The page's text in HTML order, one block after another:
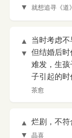
▼
就想追寻《道
▲
▼
当时考虑
但结婚后
难发，生
子引起的时
茶愈
▲
▼
烂剧，不符
晶喜